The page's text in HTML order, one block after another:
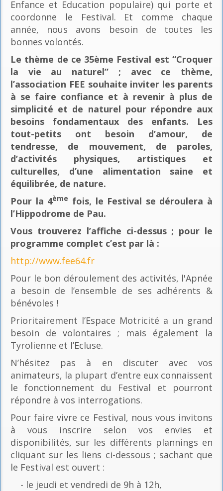
Enfance et Education populaire) qui porte et
coordonne le Festival. Et comme chaque
année, nous avons besoin de toutes les
bonnes volontés.
Le thème de ce 35ème Festival est “Croquer
la vie au naturel” ; avec ce thème,
l’association FEE souhaite inviter les parents
à se faire confiance et à revenir à plus de
simplicité et de naturel pour répondre aux
besoins fondamentaux des enfants. Les
tout-petits ont besoin d’amour, de
tendresse, de mouvement, de paroles,
d’activités physiques, artistiques et
culturelles, d’une alimentation saine et
équilibrée, de nature.
Pour la 4ème fois, le Festival se déroulera à
l’Hippodrome de Pau.
Vous trouverez l’affiche ci-dessus ; pour le
programme complet c’est par là :
http://www.fee64.fr
Pour le bon déroulement des activités, l'Apnée
a besoin de l’ensemble de ses adhérents &
bénévoles !
Prioritairement l’Espace Motricité a un grand
besoin de volontaires ; mais également la
Tyrolienne et l’Ecluse.
N’hésitez pas à en discuter avec vos
animateurs, la plupart d’entre eux connaissent
le fonctionnement du Festival et pourront
répondre à vos interrogations.
Pour faire vivre ce Festival, nous vous invitons
à vous inscrire selon vos envies et
disponibilités, sur les différents plannings en
cliquant sur les liens ci-dessous ; sachant que
le Festival est ouvert :
- le jeudi et vendredi de 9h à 12h,